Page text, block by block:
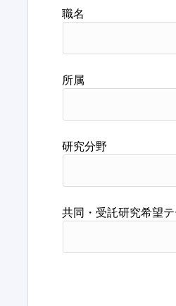
職名
所属
研究分野
共同・受託研究希望